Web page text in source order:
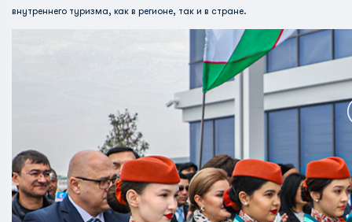
внутреннего туризма, как в регионе, так и в стране.